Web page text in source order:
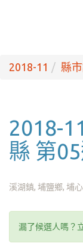
2018-11 縣
2018-
縣 第
溪湖鎮, 埔鹽鄉, 埔
漏了候選人嗎？